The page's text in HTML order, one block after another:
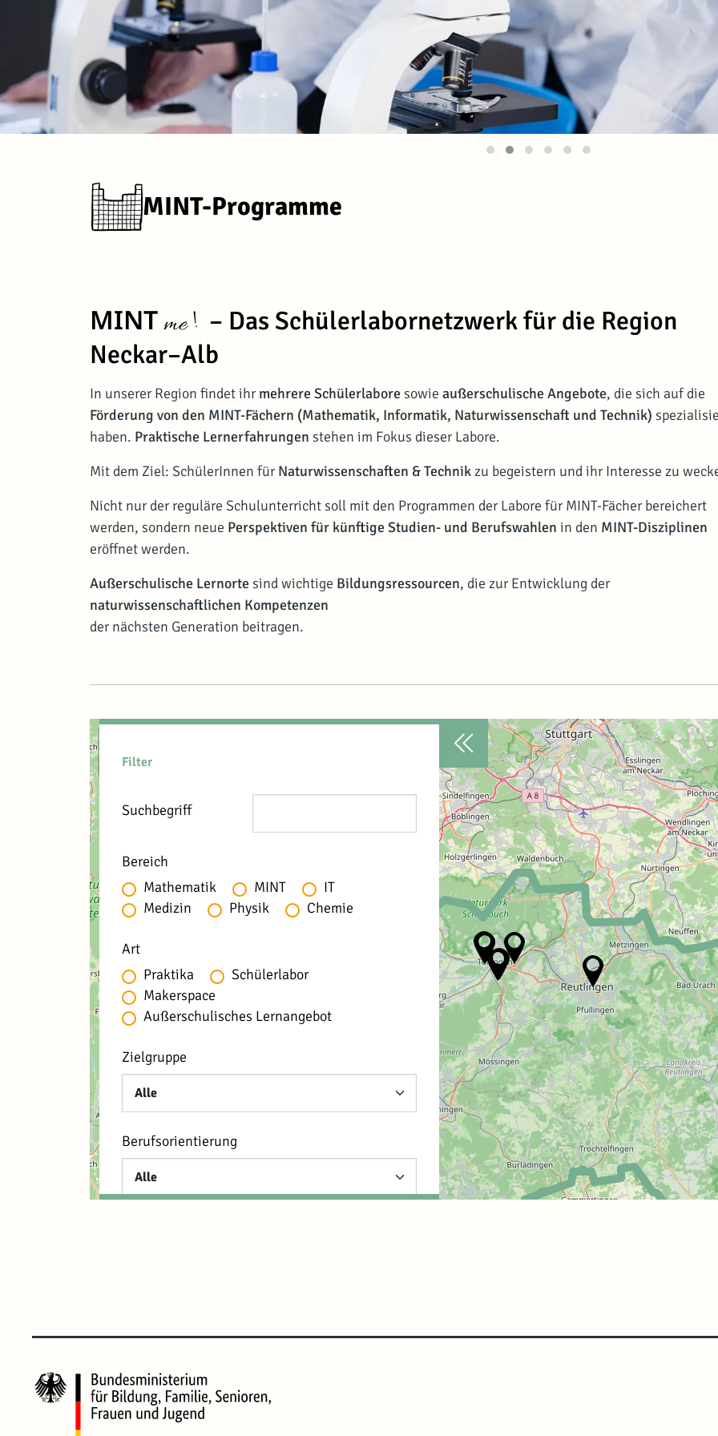
MINT-Programme
MINTme! – Das Schülerlabornetzwerk für die Region
Neckar–Alb
In unserer Region findet ihrmehrere Schülerlabore sowie außerschulische Angebote, die sich auf die
Förderung von den MINT-Fächern (Mathematik, Informatik, Naturwissenschaft und Technik)
haben. Praktische Lernerfahrungen stehen im Fokus dieser Labore.
Mit dem Ziel: SchülerInnen fürNaturwissenschaften & Technikzu begeistern und ihr Interesse zu
Nicht nur der reguläre Schulunterricht soll mit den Programmen der Labore für MINT-Fächer bereichert
werden, sondern neue Perspektiven für künftige Studien- und Berufswahlen in den MINT-Disziplinen
eröffnet werden.
Außerschulische Lernorte sind wichtige Bildungsressourcen, die zur Entwicklung der
naturwissenschaftlichen Kompetenzen
der nächsten Generation beitragen.
Filter
Suchbegriff
Bereich
Mathematik
MINT
IT
Medizin
Physik Chemie
Art
Praktika
Schülerlabor
Makerspace
Außerschulisches Lernangebot
Zielgruppe
Berufsorientierung